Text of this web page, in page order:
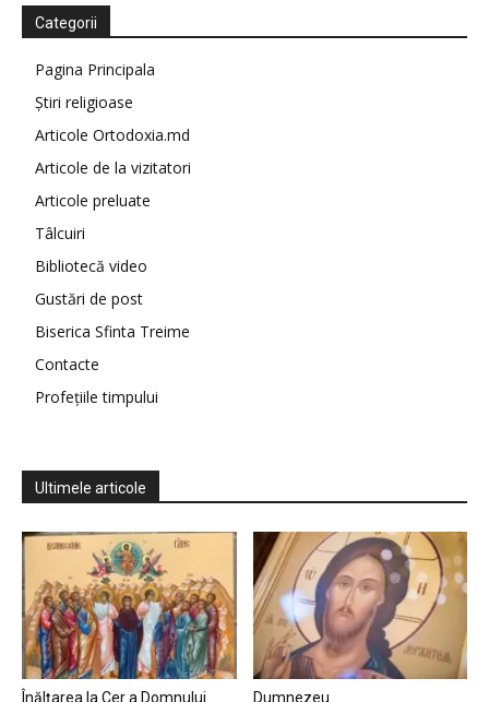
Categorii
Pagina Principala
Știri religioase
Articole Ortodoxia.md
Articole de la vizitatori
Articole preluate
Tâlcuiri
Bibliotecă video
Gustări de post
Biserica Sfinta Treime
Contacte
Profețiile timpului
Ultimele articole
Înălțarea la Cer a Domnului
Dumnezeu…